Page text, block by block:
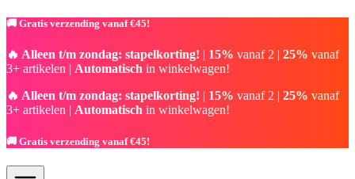
🚚 Gratis verzending vanaf €45!
🔥 Alleen t/m zondag: stapelkorting! | 15% vanaf 2 | 25% vanaf
3+ artikelen | Automatisch in winkelwagen!
🔥 Alleen t/m zondag: stapelkorting! | 15% vanaf 2 | 25% vanaf
3+ artikelen | Automatisch in winkelwagen!
🚚 Gratis verzending vanaf €45!